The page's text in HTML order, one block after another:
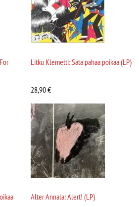
Litku Klemetti: Sata pahaa poikaa (LP)
28,90€
Alter Annala: Alert! (LP)